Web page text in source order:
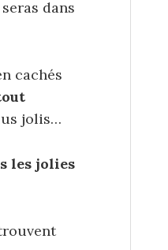
dans
cachés
jolis…
les jolies